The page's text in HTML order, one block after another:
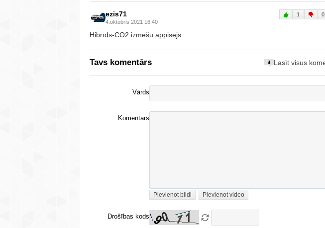
ezis71
4.oktobris 2021 16:40
1 0
Hibrīds-CO2 izmešu appisējs.
Tavs komentārs 4 Lasīt visus
Vārds
Komentārs
Pievienot bildi Pievienot video
Drošības kods